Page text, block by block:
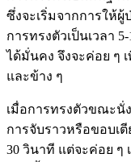
ซึ่งจะเริ่มจากการให้
การทรงตัวเป็นเวลา
ได้มั่นคง จึงจะค่อย ๆ
และข้าง ๆ
เมื่อการทรงตัวขณะนั่
การจับราวหรือขอบเตี
30 วินาที แต่จะค่อย ๆ